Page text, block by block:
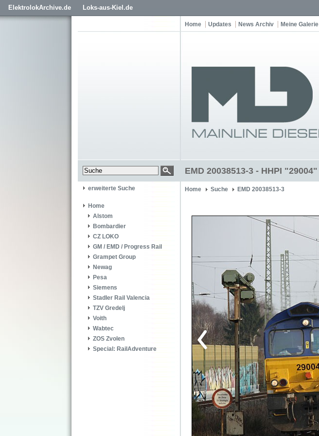
ElektrolokArchive.de Loks-aus-Kiel.de
Home Updates News Archiv Meine Galerie
EMD 20038513-3 - HHPI "29004"
erweiterte Suche
Home
Alstom
Bombardier
CZ LOKO
GM / EMD / Progress Rail
Grampet Group
Newag
Pesa
Siemens
Stadler Rail Valencia
TZV Gredelj
Voith
Wabtec
ZOS Zvolen
Special: RailAdventure
Home Suche EMD 20038513-3